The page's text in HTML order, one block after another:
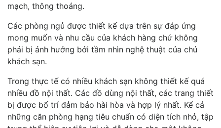
mạch, thông thoáng.
Các phòng ngủ được thiết kế dựa trên sự đáp ứng
mong muốn và nhu cầu của khách hàng chứ không
phải bị ảnh hưởng bởi tầm nhìn nghệ thuật của chủ
khách sạn.
Trong thực tế có nhiều khách sạn không thiết kế quá
nhiều đồ nội thất. Các đồ dùng nội thất, các trang thiết
bị được bố trí đảm bảo hài hòa và hợp lý nhất. Kể cả
những căn phòng hạng tiêu chuẩn có diện tích nhỏ, tập